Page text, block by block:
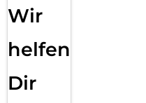
Wir
helfen
Dir